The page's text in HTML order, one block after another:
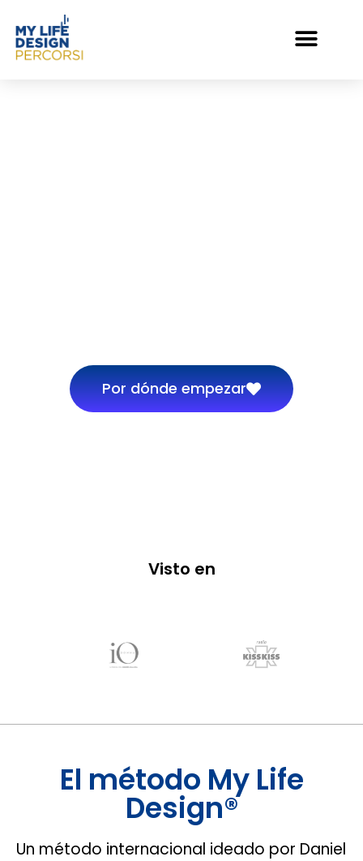
Por dónde empezar
Visto en
Visto en
El método My Life
Design®
Un método internacional ideado por Daniel